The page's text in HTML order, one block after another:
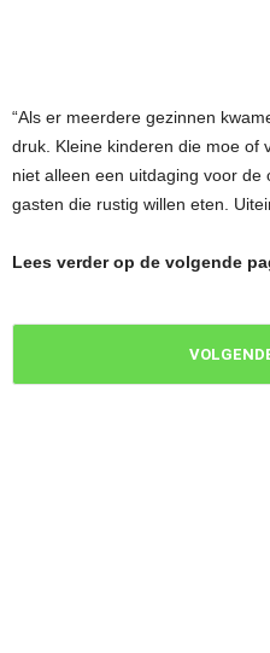
“Als er meerdere gezinnen
druk. Kleine kinderen die moe of
niet alleen een uitdaging voor
gasten die rustig willen eten.
Lees verder op de volgende